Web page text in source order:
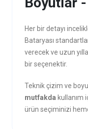
Her bir detayı
Bataryası
verecek ve uzun
bir seçenektir.
Teknik çizim ve
mutfakda kullanım
ürün seçiminizi